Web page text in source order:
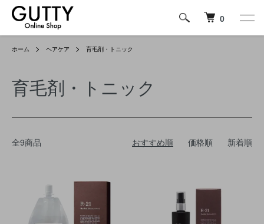
0
ホーム ヘアケア 育毛剤・トニック
育毛剤・トニック
全9商品 おすすめ順 価格順 新着順